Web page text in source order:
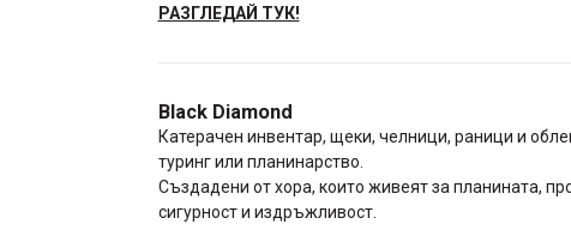
РАЗГЛЕДАЙ ТУК!
Black Diamond
Катерачен инвентар, щеки, челници, раници и
туринг или планинарство.
Създадени от хора, които живеят за планината,
сигурност и издръжливост.